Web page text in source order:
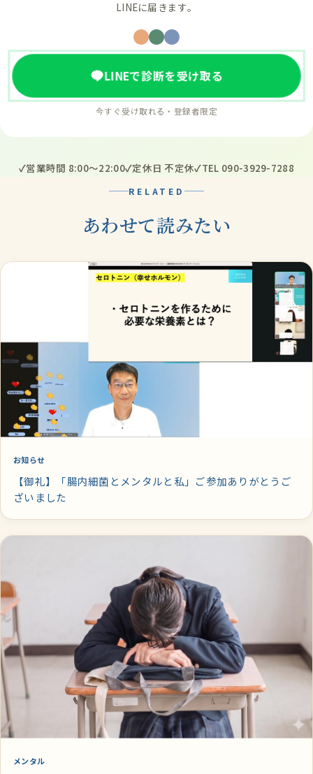
LINEに届きます。
LINEで診断を受け取る
今すぐ受け取れる・登録者限定
営業時間 8:00〜22:00 定休日 不定休 TEL 090-3929-7288
RELATED
あわせて読みたい
お知らせ
【御礼】「腸内細菌とメンタルと私」ご参加ありがとうご
ざいました
メンタル